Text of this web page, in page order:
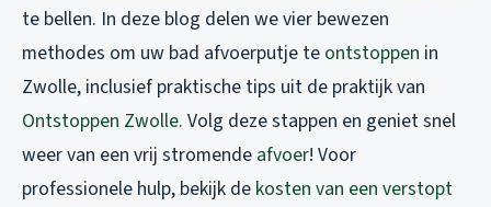
te bellen. In deze blog delen we vier bewezen
methodes om uw bad afvoerputje te ontstoppen in
Zwolle, inclusief praktische tips uit de praktijk van
Ontstoppen Zwolle. Volg deze stappen en geniet snel
weer van een vrij stromende afvoer! Voor
professionele hulp, bekijk de kosten van een verstopt